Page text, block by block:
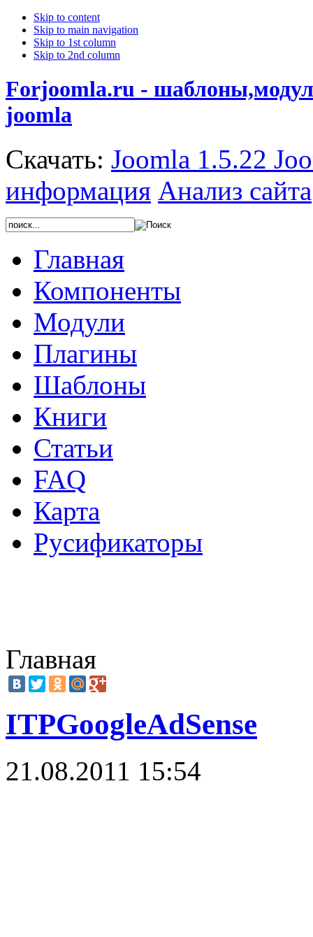
Skip to content
Skip to main navigation
Skip to 1st column
Skip to 2nd column
Forjoomla.ru -
joomla
Скачать: Joomla 1.5.22
информация Анализ сайта
Главная
Компоненты
Модули
Плагины
Шаблоны
Книги
Статьи
FAQ
Карта
Русификаторы
Главная
ITPGoogleAdSense
21.08.2011 15:54